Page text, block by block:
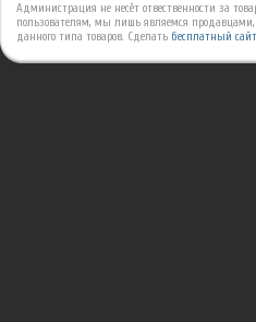
Администрация не несёт отвественности за
пользователям, мы лишь являемся
данного типа товаров. Сделать бесплатный сайт